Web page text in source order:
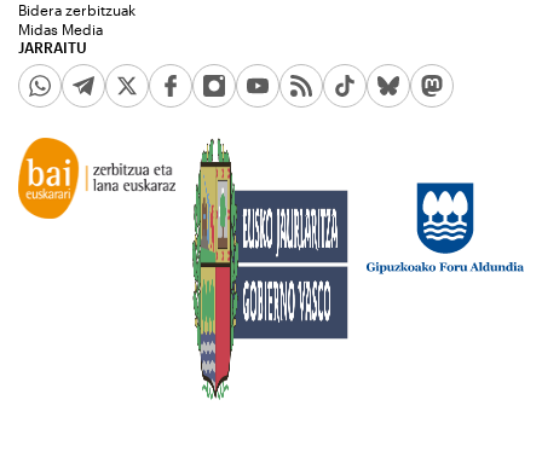
JARRAITU
Bidera zerbitzuak
Midas Media